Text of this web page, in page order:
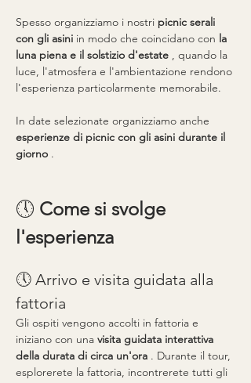
Spesso organizziamo i nostri picnic serali
con gli asini in modo che coincidano con la
luna piena e il solstizio d'estate , quando la
luce, l'atmosfera e l'ambientazione rendono
l'esperienza particolarmente memorabile.
In date selezionate organizziamo anche
esperienze di picnic con gli asini durante il
giorno .
🕔 Come si svolge
l'esperienza
🕔 Arrivo e visita guidata alla
fattoria
Gli ospiti vengono accolti in fattoria e
iniziano con una visita guidata interattiva
della durata di circa un'ora . Durante il tour,
esplorerete la fattoria, incontrerete tutti gli